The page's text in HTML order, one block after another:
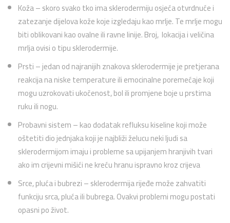
Koža – skoro svako tko ima sklerodermiju osjeća otvrdnuće i
zatezanje dijelova kože koje izgledaju kao mrlje. Te mrlje mogu
biti oblikovani kao ovalne ili ravne linije. Broj, lokacija i veličina
mrlja ovisi o tipu sklerodermije.
Prsti – jedan od najranijih znakova sklerodermije je pretjerana
reakcija na niske temperature ili emocinalne poremećaje koji
mogu uzrokovati ukočenost, bol ili promjene boje u prstima
ruku ili nogu.
Probavni sistem – kao dodatak refluksu kiseline koji može
oštetiti dio jednjaka koji je najbliži želucu neki ljudi sa
sklerodermijom imaju i probleme sa upijanjem hranjivih tvari
ako im crijevni mišići ne kreću hranu ispravno kroz crijeva
Srce, pluća i bubrezi – sklerodermija rijeđe može zahvatiti
funkciju srca, pluća ili bubrega. Ovakvi problemi mogu postati
opasni po život.